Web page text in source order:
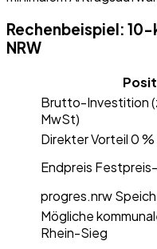
Rechenbeispiel: 10-
NRW
Brutto-Investition
MwSt)
Direkter Vorteil 0
Endpreis
progres.nrw
Mögliche
Rhein-Sieg